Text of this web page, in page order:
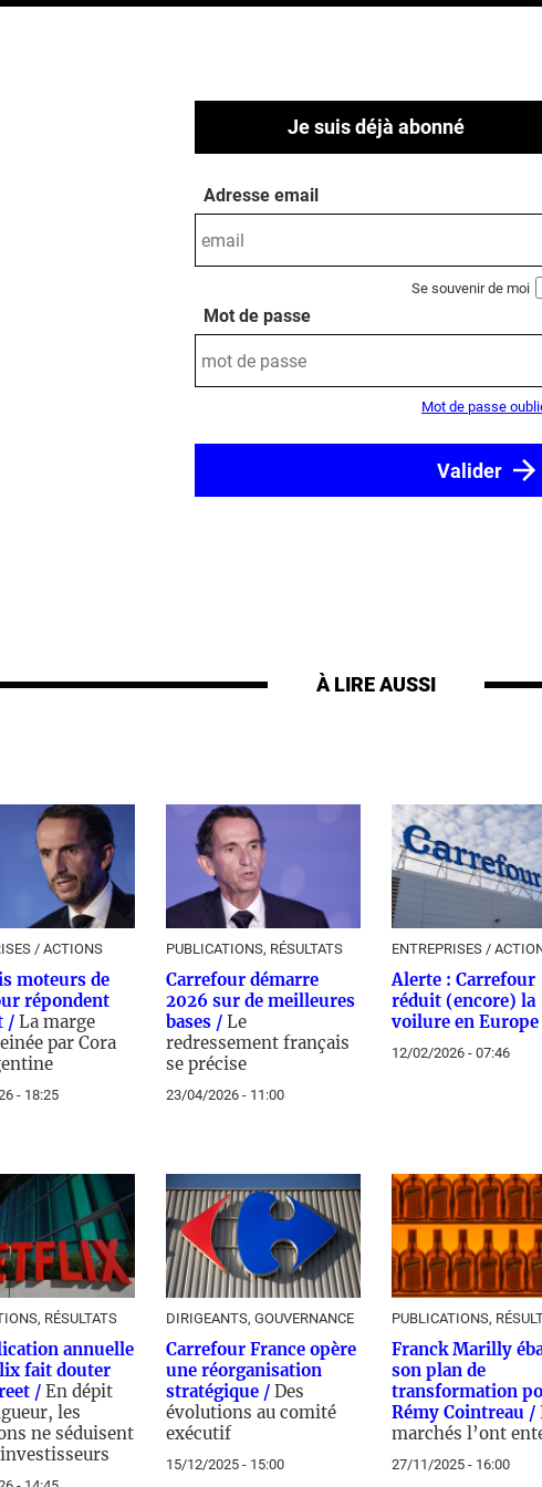
Je suis déjà abonné
Adresse email
Se souvenir de moi
Mot de passe
Mot de passe
À LIRE AUSSI
/ ACTIONS
moteurs de
répondent
/ La marge
par Cora
- 18:25
PUBLICATIONS, RÉSULTATS
Carrefour démarre
2026 sur de meilleures
bases / Le
redressement français
se précise
23/04/2026 - 11:00
ENTREPRISES /
Alerte : Carrefour
réduit (encore) la
voilure en Europe
12/02/2026 - 07:46
RÉSULTATS
annuelle
fait douter
/ En dépit
les
ne séduisent
DIRIGEANTS, GOUVERNANCE
Carrefour France opère
une réorganisation
stratégique / Des
évolutions au comité
exécutif
15/12/2025 - 15:00
PUBLICATIONS,
Franck Marilly
son plan de
transformation
Rémy Cointreau /
marchés l’ont
27/11/2025 - 16:00